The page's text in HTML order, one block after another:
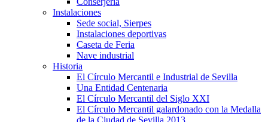
Instalaciones
Sede social, Sierpes
Instalaciones deportivas
Caseta de Feria
Nave industrial
Historia
El Círculo Mercantil e Industrial de Sevilla
Una Entidad Centenaria
El Círculo Mercantil del Siglo XXI
El Círculo Mercantil galardonado con la Medalla
de la Ciudad de Sevilla 2013